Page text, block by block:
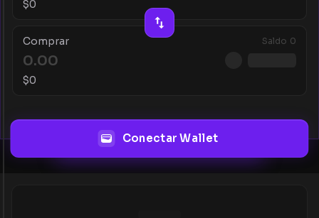
$0
Comprar Saldo 0
$0
Conectar Wallet